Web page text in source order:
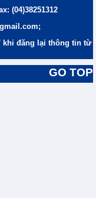
(04)38251312
khi đăng lại thông tin từ
GO TOP